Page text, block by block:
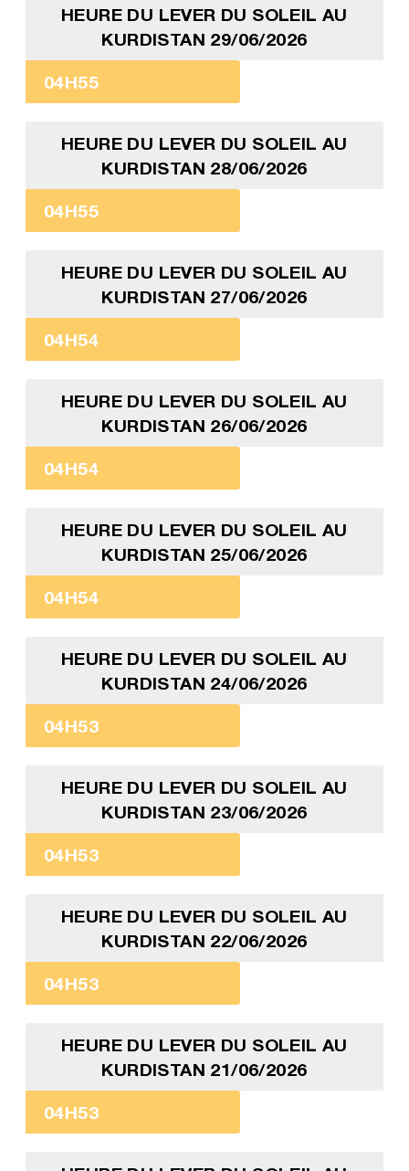
HEURE DU LEVER DU SOLEIL AU
KURDISTAN 29/06/2026
04H55
HEURE DU LEVER DU SOLEIL AU
KURDISTAN 28/06/2026
04H55
HEURE DU LEVER DU SOLEIL AU
KURDISTAN 27/06/2026
04H54
HEURE DU LEVER DU SOLEIL AU
KURDISTAN 26/06/2026
04H54
HEURE DU LEVER DU SOLEIL AU
KURDISTAN 25/06/2026
04H54
HEURE DU LEVER DU SOLEIL AU
KURDISTAN 24/06/2026
04H53
HEURE DU LEVER DU SOLEIL AU
KURDISTAN 23/06/2026
04H53
HEURE DU LEVER DU SOLEIL AU
KURDISTAN 22/06/2026
04H53
HEURE DU LEVER DU SOLEIL AU
KURDISTAN 21/06/2026
04H53